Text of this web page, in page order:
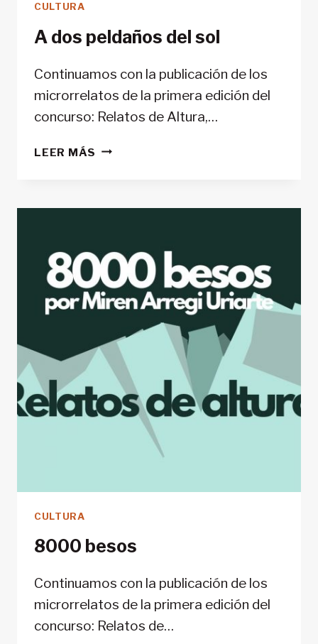
CULTURA
A dos peldaños del sol
Continuamos con la publicación de los
microrrelatos de la primera edición del
concurso: Relatos de Altura,…
LEER MÁS A
CULTURA
8000 besos
Continuamos con la publicación de los
microrrelatos de la primera edición del
concurso: Relatos de…